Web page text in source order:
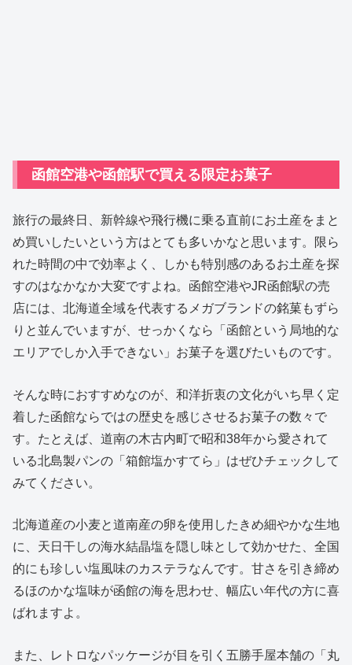
函館空港や函館駅で買える限定お菓子
旅行の最終日、新幹線や飛行機に乗る直前にお土産をまと
め買いしたいという方はとても多いかなと思います。限ら
れた時間の中で効率よく、しかも特別感のあるお土産を探
すのはなかなか大変ですよね。函館空港やJR函館駅の売
店には、北海道全域を代表するメガブランドの銘菓もずら
りと並んでいますが、せっかくなら「函館という局地的な
エリアでしか入手できない」お菓子を選びたいものです。
そんな時におすすめなのが、和洋折衷の文化がいち早く定
着した函館ならではの歴史を感じさせるお菓子の数々で
す。たとえば、道南の木古内町で昭和38年から愛されて
いる北島製パンの「箱館塩かすてら」はぜひチェックして
みてください。
北海道産の小麦と道南産の卵を使用したきめ細やかな生地
に、天日干しの海水結晶塩を隠し味として効かせた、全国
的にも珍しい塩風味のカステラなんです。甘さを引き締め
るほのかな塩味が函館の海を思わせ、幅広い年代の方に喜
ばれますよ。
また、レトロなパッケージが目を引く五勝手屋本舗の「丸